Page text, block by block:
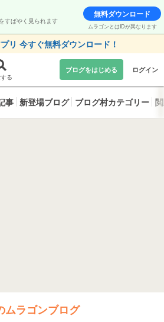
をすばやく見られます
無料ダウンロード
ムラゴンとはIDが異なります
リ 今すぐ無料ダウンロード！
る
ブログをはじめる ログイン
事 新登場ブログ ブログ村カテゴリー
ムラゴンブログ